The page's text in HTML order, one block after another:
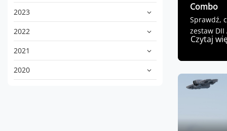
2023
2022
2021
2020
Combo
Sprawdź,
zestaw
Czytaj